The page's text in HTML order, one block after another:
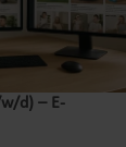
d) – E-